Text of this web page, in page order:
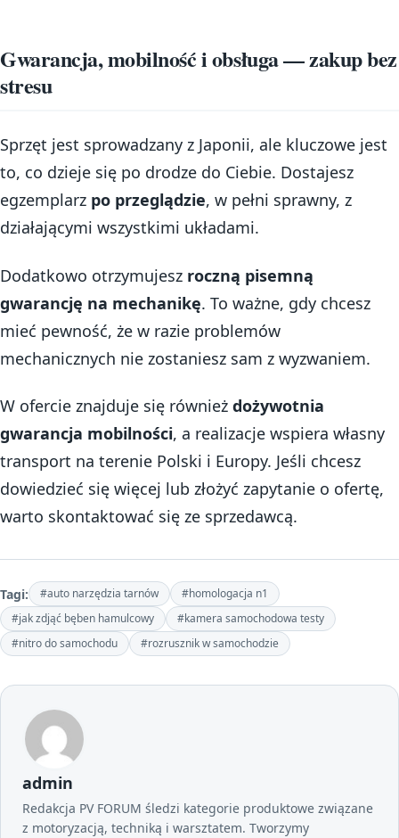
Gwarancja, mobilność i obsługa — zakup bez
stresu
Sprzęt jest sprowadzany z Japonii, ale kluczowe jest
to, co dzieje się po drodze do Ciebie. Dostajesz
egzemplarz po przeglądzie, w pełni sprawny, z
działającymi wszystkimi układami.
Dodatkowo otrzymujesz roczną pisemną
gwarancję na mechanikę. To ważne, gdy chcesz
mieć pewność, że w razie problemów
mechanicznych nie zostaniesz sam z wyzwaniem.
W ofercie znajduje się również dożywotnia
gwarancja mobilności, a realizacje wspiera własny
transport na terenie Polski i Europy. Jeśli chcesz
dowiedzieć się więcej lub złożyć zapytanie o ofertę,
warto skontaktować się ze sprzedawcą.
Tagi: #auto narzędzia tarnów
#homologacja n1
#jak zdjąć bęben hamulcowy
#kamera samochodowa testy
#nitro do samochodu
#rozrusznik w samochodzie
admin
Redakcja PV FORUM śledzi kategorie produktowe związane
z motoryzacją, techniką i warsztatem. Tworzymy